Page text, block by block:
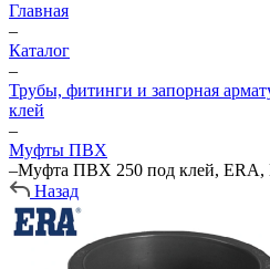
Главная
–
Каталог
–
Трубы, фитинги и запорная
клей
–
Муфты ПВХ
–Муфта ПВХ 250 под клей, ERA,
Назад